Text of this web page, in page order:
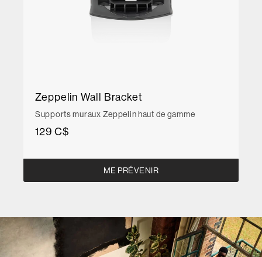
Zeppelin Wall Bracket
Supports muraux Zeppelin haut de gamme
129 C$
ME PRÉVENIR